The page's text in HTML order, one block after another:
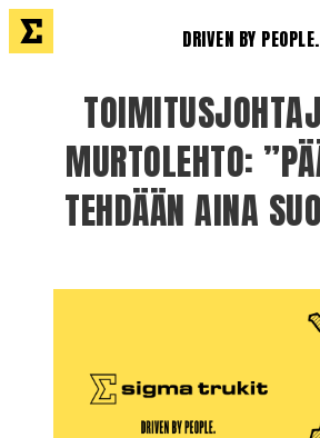
DRIVEN BY PEOPLE.
MURTOLEHTO:
TEHDÄÄN AINA